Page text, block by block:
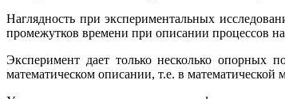
Наглядность при экспериментальных
промежутков времени при описании процессов
Эксперимент дает только несколько опорных
математическом описании, т.е. в математической